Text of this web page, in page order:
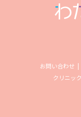
お問い合わせ
クリニッ